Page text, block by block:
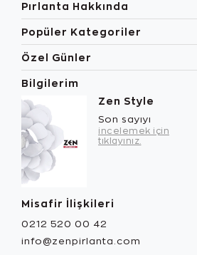
Pırlanta Hakkında
Popüler Kategoriler
Özel Günler
Bilgilerim
Zen Style
Son sayıyı
incelemek için
tıklayınız.
Misafir İlişkileri
0212 520 00 42
info@zenpirlanta.com